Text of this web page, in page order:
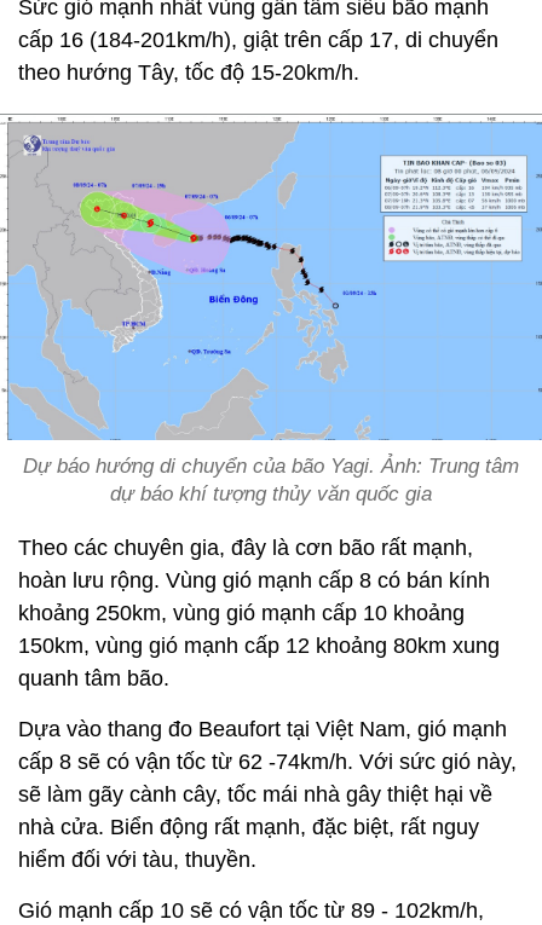
Sức gió mạnh nhất vùng gần tâm siêu bão mạnh
cấp 16 (184-201km/h), giật trên cấp 17, di chuyển
theo hướng Tây, tốc độ 15-20km/h.
Dự báo hướng di chuyển của bão Yagi. Ảnh: Trung tâm
dự báo khí tượng thủy văn quốc gia
Theo các chuyên gia, đây là cơn bão rất mạnh,
hoàn lưu rộng. Vùng gió mạnh cấp 8 có bán kính
khoảng 250km, vùng gió mạnh cấp 10 khoảng
150km, vùng gió mạnh cấp 12 khoảng 80km xung
quanh tâm bão.
Dựa vào thang đo Beaufort tại Việt Nam, gió mạnh
cấp 8 sẽ có vận tốc từ 62 -74km/h. Với sức gió này,
sẽ làm gãy cành cây, tốc mái nhà gây thiệt hại về
nhà cửa. Biển động rất mạnh, đặc biệt, rất nguy
hiểm đối với tàu, thuyền.
Gió mạnh cấp 10 sẽ có vận tốc từ 89 - 102km/h,